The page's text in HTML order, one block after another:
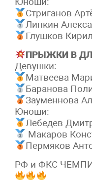
Стриганов
Липкин
Глушков
ПРЫЖКИ В
Девушки:
Матвеева
Баранова
Зауменнова
Юноши:
Лебедев
Макаров
Пермяков
РФ и ФКС